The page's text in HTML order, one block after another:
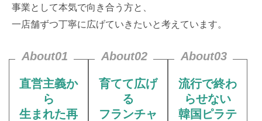
事業として本気で向き合う方と、
一店舗ずつ丁寧に広げていきたいと考えています。
About01
直営主義か
ら
生まれた再
About02
育てて広げ
る
フランチャ
About03
流行で終わ
らせない
韓国ピラテ